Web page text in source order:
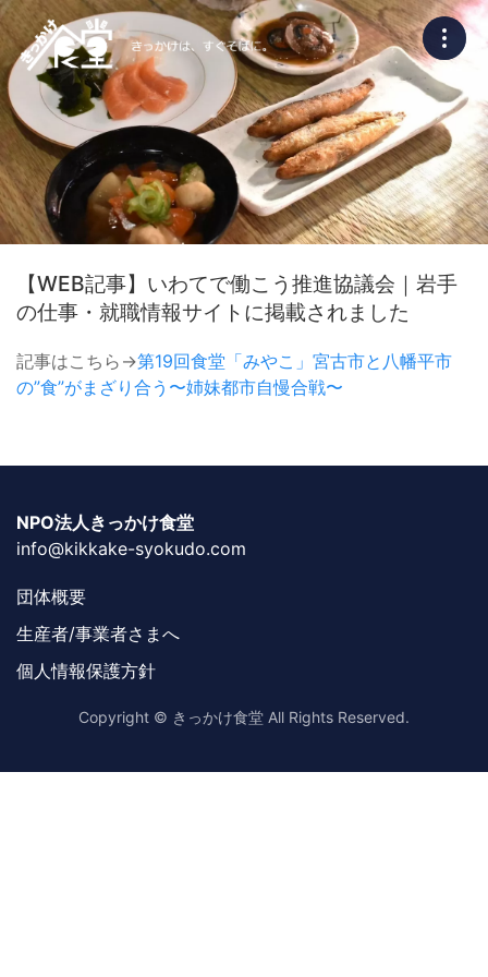
【WEB記事】いわてで働こう推進協議会｜岩手
の仕事・就職情報サイトに掲載されました
記事はこちら→第19回食堂「みやこ」宮古市と八幡平市
の”食”がまざり合う〜姉妹都市自慢合戦〜
NPO法人きっかけ食堂
info@kikkake-syokudo.com
団体概要
生産者/事業者さまへ
個人情報保護方針
Copyright © きっかけ食堂 All Rights Reserved.